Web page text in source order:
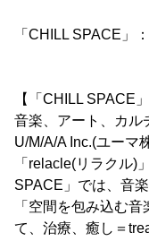
「CHILL SPACE」：
【「CHILL SPACE
音楽、アート、カル
U/M/A/A Inc.(ユーマ
「relacle(リラクル)
SPACE」では、音
「空間を包み込む
て、治療、癒し＝